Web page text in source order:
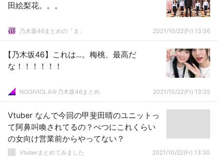
田絵梨花。。。
乃木坂46まとめの「ま」 2021/10/22(Fr) 13:36
【乃木坂46】これは...。梅桃、最高だ
な！！！！！！
NOGIVIOLA＠乃木坂46まとめ 2021/10/22(Fr) 13:35
Vtuber なんで今回の甲斐田晴のユニットっ
て阿鼻叫喚されてるの？べつにこれくらい
の女向け営業前からやってない？
Vtuberまとめてみました 2021/10/22(Fr) 13:30